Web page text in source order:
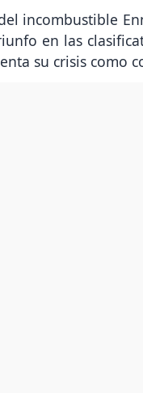
incombustible
en las
su crisis como